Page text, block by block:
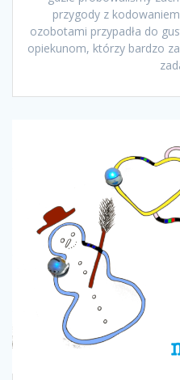
przygody z
ozobotami przypadła do
opiekunom, którzy bardzo